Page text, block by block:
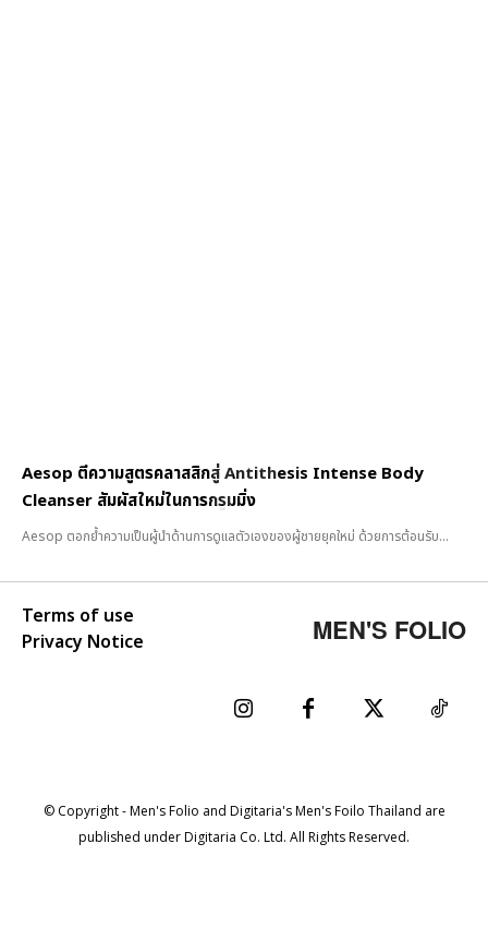
Aesop ตีความสูตรคลาสสิกสู่ Antithesis Intense Body
Cleanser สัมผัสใหม่ในการกรูมมิ่ง
Aesop ตอกย้ำความเป็นผู้นำด้านการดูแลตัวเองของผู้ชายยุคใหม่ ด้วยการต้อนรับ...
Terms of use
Privacy Notice
MEN'S FOLIO
© Copyright - Men's Folio and Digitaria's Men's Foilo Thailand are
published under Digitaria Co. Ltd. All Rights Reserved.